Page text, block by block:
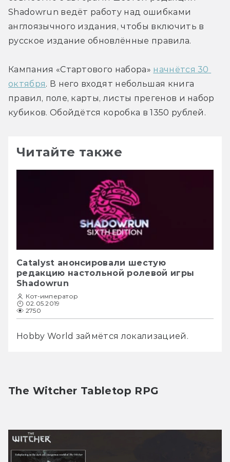
Shadowrun ведёт работу над ошибками
англоязычного издания, чтобы включить в
русское издание обновлённые правила.
Кампания «Стартового набора» начнётся 30
октября. В него входят небольшая книга
правил, поле, карты, листы прегенов и набор
кубиков. Обойдётся коробка в 1350 рублей.
Читайте также
Catalyst анонсировали шестую
редакцию настольной ролевой игры
Shadowrun
Кот-император
02.05.2019
2750
Hobby World займётся локализацией.
The Witcher Tabletop RPG